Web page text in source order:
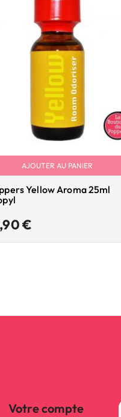
AJOUTER AU PANIER
Yellow Aroma 25ml
€Prix
Votre compte